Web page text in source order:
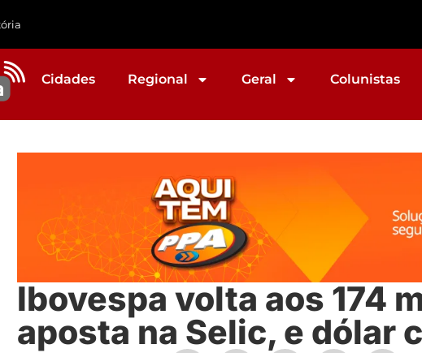
Cidades Regional Geral Colunistas
Ibovespa volta aos 174
aposta na Selic, e dólar